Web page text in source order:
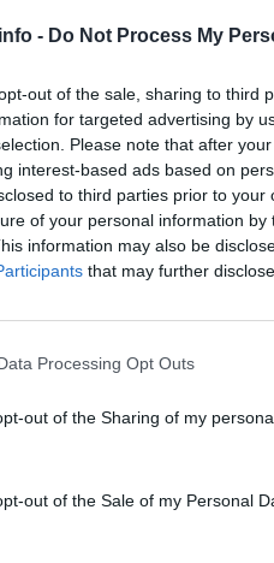
- Do Not Process My
out of the sale, sharing to third
for targeted advertising by
Please note that after
interest-based ads based on
to third parties prior to
of your personal information by
information may also be
that may further
Processing Opt Outs
out of the Sharing of my
out of the Sale of my Personal
čuvanje rajčica u
već i čuva njihov okus i
ovu metodu.
svojstva koja ga
rast bakterija i plijesni,
kisika i sprječavajući